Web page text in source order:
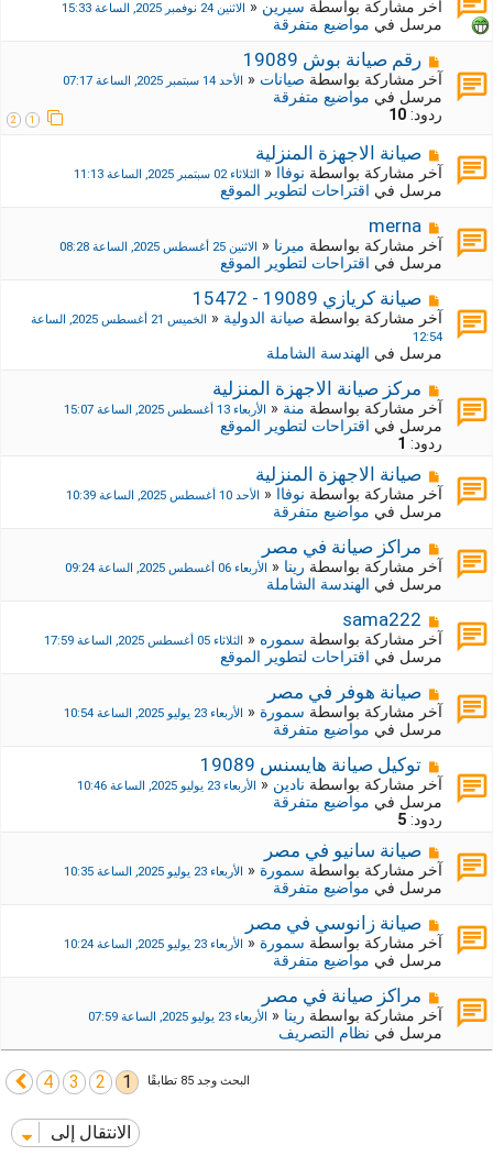
ي
د
ة
ر
ك
ة
ج
د
ي
ة
آخر مشاركة بواسطة سيرين« الاثنين 24 نوفمبر 2025, الساعة 15:33
مرسل في مواضيع متفرقة
م
ش
ر
ك
ج
د
ي
ة
رقم صيانة بوش 19089
آخر مشاركة بواسطة صيانات« الأحد 14 سبتمبر 2025, الساعة 07:17
مرسل في مواضيع متفرقة
ردود: 10
1
2
م
ش
ر
ك
ة
ج
د
ي
د
ة
صيانة الاجهزة المنزلية
آخر مشاركة بواسطة نوفاا« الثلاثاء 02 سبتمبر 2025, الساعة 11:13
مرسل في اقتراحات لتطوير الموقع
م
ش
ر
ك
ة
ج
د
ي
د
ة
merna
آخر مشاركة بواسطة ميرنا« الاثنين 25 أغسطس 2025, الساعة 08:28
مرسل في اقتراحات لتطوير الموقع
م
ش
ا
ك
ة
ج
د
ي
د
ة
صيانة كريازي 19089 - 15472
آخر مشاركة بواسطة صيانة الدولية«
الخميس 21 أغسطس 2025, الساعة
12:54
مرسل في الهندسة الشاملة
م
ش
ر
ك
ة
ج
د
ي
د
ة
مركز صيانة الاجهزة المنزلية
آخر مشاركة بواسطة منة« الأربعاء 13 أغسطس 2025, الساعة 15:07
مرسل في اقتراحات لتطوير الموقع
ردود: 1
م
ش
ر
ك
ة
ج
د
ي
د
ة
صيانة الاجهزة المنزلية
آخر مشاركة بواسطة نوفاا« الأحد 10 أغسطس 2025, الساعة 10:39
مرسل في مواضيع متفرقة
م
ش
ر
ك
ة
ج
د
ي
د
ة
مراكز صيانة في مصر
آخر مشاركة بواسطة رينا« الأربعاء 06 أغسطس 2025, الساعة 09:24
مرسل في الهندسة الشاملة
م
ش
ر
ك
ة
ج
د
ي
د
ة
sama222
آخر مشاركة بواسطة سموره« الثلاثاء 05 أغسطس 2025, الساعة 17:59
مرسل في اقتراحات لتطوير الموقع
م
ش
ر
ك
ة
ج
د
ي
د
ة
صيانة هوفر في مصر
آخر مشاركة بواسطة سمورة« الأربعاء 23 يوليو 2025, الساعة 10:54
مرسل في مواضيع متفرقة
م
ش
ر
ك
ة
ج
د
ي
د
ة
توكيل صيانة هايسنس 19089
آخر مشاركة بواسطة نادين« الأربعاء 23 يوليو 2025, الساعة 10:46
مرسل في مواضيع متفرقة
ردود: 5
م
ش
ر
ك
ة
ج
د
ي
د
ة
صيانة سانيو في مصر
آخر مشاركة بواسطة سمورة« الأربعاء 23 يوليو 2025, الساعة 10:35
مرسل في مواضيع متفرقة
م
ش
ر
ك
ة
ج
د
صيانة زانوسي في مصر
آخر مشاركة بواسطة سمورة« الأربعاء 23 يوليو 2025, الساعة 10:24
مرسل في مواضيع متفرقة
م
ش
ر
مراكز صيانة في مصر
آخر مشاركة بواسطة رينا« الأربعاء 23 يوليو 2025, الساعة 07:59
مرسل في نظام التصريف
البحث وجد 85 تطابقًا 1
2
3
4التالي
الانتقال إلى